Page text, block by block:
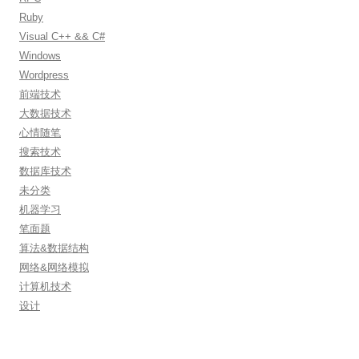
Ruby
Visual C++ && C#
Windows
Wordpress
前端技术
大数据技术
心情随笔
搜索技术
数据库技术
未分类
机器学习
笔面题
算法&数据结构
网络&网络模拟
计算机技术
设计